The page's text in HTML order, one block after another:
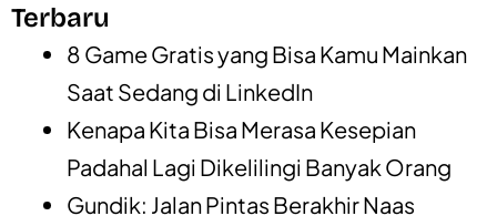
Terbaru
8 Game Gratis yang Bisa Kamu Mainkan
Saat Sedang di LinkedIn
Kenapa Kita Bisa Merasa Kesepian
Padahal Lagi Dikelilingi Banyak Orang
Gundik: Jalan Pintas Berakhir Naas